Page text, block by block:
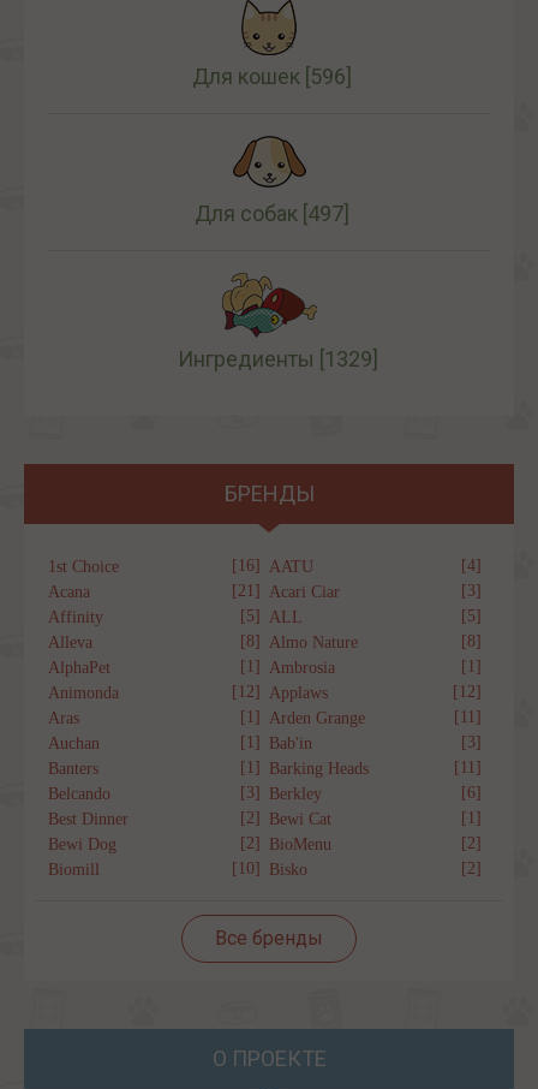
Для кошек [596]
Для собак [497]
Ингредиенты [1329]
БРЕНДЫ
1st Choice [16] AATU
[4]
Acana
[21] Acari Ciar
[3]
Affinity
[5] ALL
[5]
Alleva
[8] Almo Nature
[8]
AlphaPet
[1] Ambrosia
[1]
Animonda
[12] Applaws
[12]
Aras
[1] Arden Grange
[11]
Auchan
[1] Bab'in
[3]
Banters
[1] Barking Heads
[11]
Belcando
[3] Berkley
[6]
Best Dinner
[2] Bewi Cat
[1]
Bewi Dog
[2] BioMenu
[2]
Biomill
[10] Bisko [2]
Все бренды
О ПРОЕКТЕ